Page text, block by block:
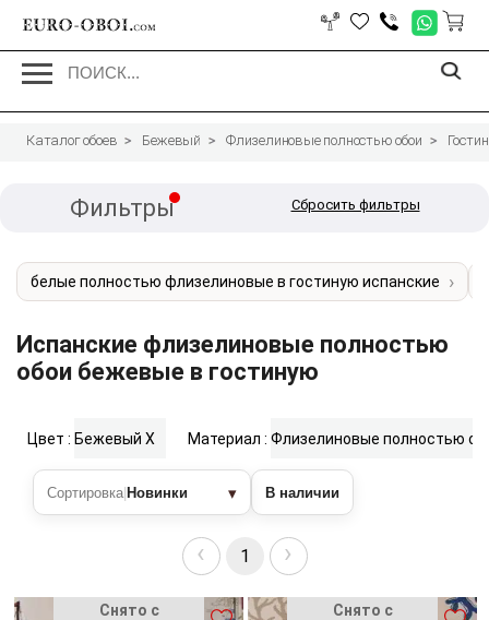
EURO-OBOI.com
Каталог обоев Бежевый Флизелиновые полностью обои
Фильтры Сбросить фильтры
белые полностью флизелиновые в гостиную испанские
Испанские флизелиновые полностью
обои бежевые в гостиную
Цвет : Бежевый X Материал : Флизелиновые полностью
Сортировка|Новинки ▾ В наличии
‹ 1 ›